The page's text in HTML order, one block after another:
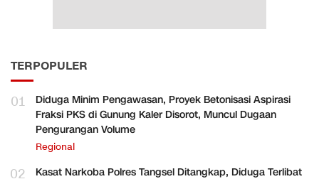
TERPOPULER
01
Diduga Minim Pengawasan, Proyek Betonisasi Aspirasi
Fraksi PKS di Gunung Kaler Disorot, Muncul Dugaan
Pengurangan Volume
Regional
02
Kasat Narkoba Polres Tangsel Ditangkap, Diduga Terlibat